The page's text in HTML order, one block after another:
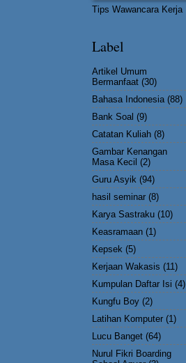
Tips Wawancara Kerja
Label
Artikel Umum
Bermanfaat (30)
Bahasa Indonesia (88)
Bank Soal (9)
Catatan Kuliah (8)
Gambar Kenangan
Masa Kecil (2)
Guru Asyik (94)
hasil seminar (8)
Karya Sastraku (10)
Keasramaan (1)
Kepsek (5)
Kerjaan Wakasis (11)
Kumpulan Daftar Isi (4)
Kungfu Boy (2)
Latihan Komputer (1)
Lucu Banget (64)
Nurul Fikri Boarding